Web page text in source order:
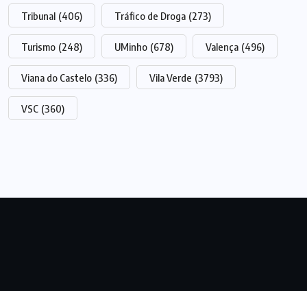
Tribunal (406) Tráfico de Droga (273)
Turismo (248) UMinho (678) Valença (496)
Viana do Castelo (336) Vila Verde (3793)
VSC (360)